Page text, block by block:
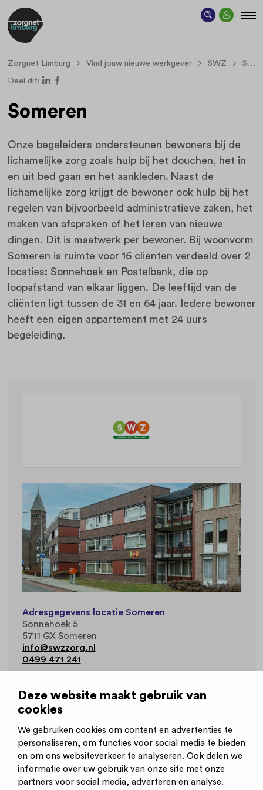
Deze website maakt gebruik van
cookies
We gebruiken cookies om content en advertenties te
personaliseren, om functies voor social media te bieden
en om ons websiteverkeer te analyseren. Ook delen we
informatie over uw gebruik van onze site met onze
partners voor social media, adverteren en analyse.
Zorgnet Limburg Vind jouw nieuwe werkgever SWZ Someren
Deel dit:
Someren
Onze begeleiders ondersteunen bewoners bij de
lichamelijke zorg zoals hulp bij het douchen, het in
en uit bed gaan en het aankleden. Naast de
lichamelijke zorg krijgt de bewoner ook hulp bij het
regelen van bijvoorbeeld administratieve zaken, het
maken van afspraken of het leren van nieuwe
dingen. Dit is maatwerk per bewoner. Bij woonvorm
Someren is ruimte voor 16 cliënten verdeeld over 2
locaties: Sonnehoek en Postelbank, die op
loopafstand van elkaar liggen. De leeftijd van de
cliënten ligt tussen de 31 en 64 jaar. Iedere bewoner
heeft een eigen appartement met 24 uurs
begeleiding.
Adresgegevens locatie Someren
Sonnehoek 5
5711 GX Someren
info@swzzorg.nl
0499 471 241
Werkvelden
Gehandicaptenzorg